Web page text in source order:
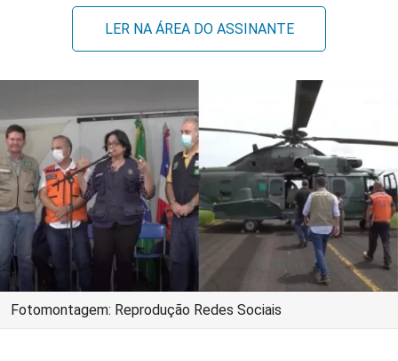
LER NA ÁREA DO ASSINANTE
Fotomontagem: Reprodução Redes Sociais